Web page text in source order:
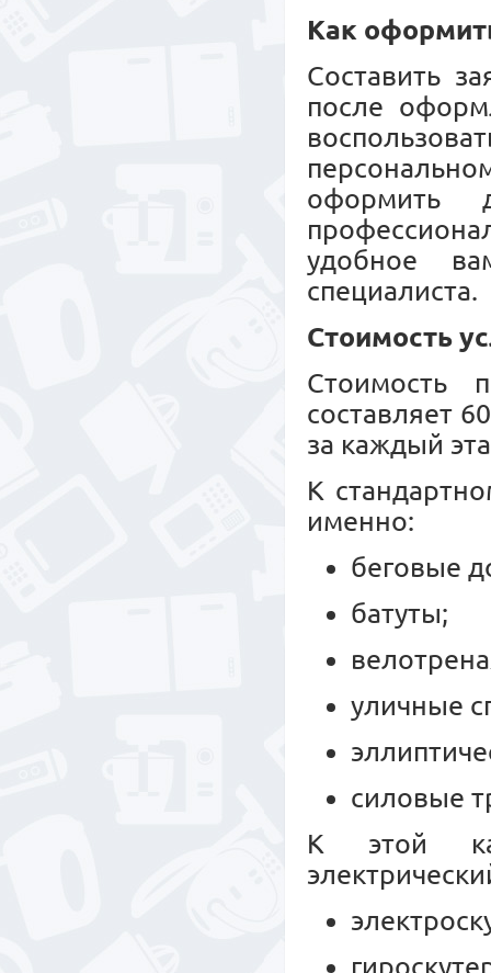
Как
Составить
после
удобное
специалиста.
Стоимость
Стоимость
составляет
за каждый
К
именно:
беговые
батуты;
уличные
силовые
К этой